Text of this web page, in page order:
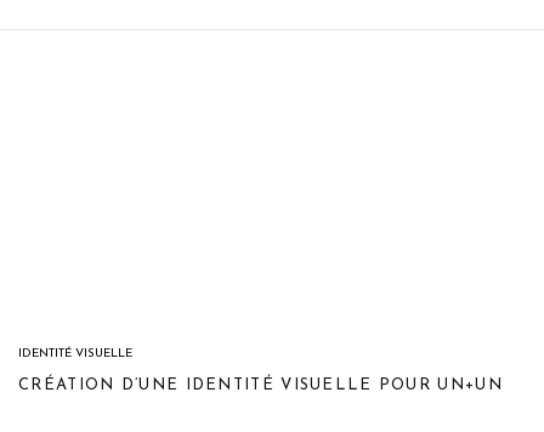
IDENTITÉ VISUELLE
CRÉATION D’UNE IDENTITÉ VISUELLE POUR UN+UN